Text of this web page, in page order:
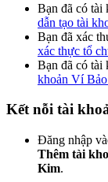
Bạn đã có tài
dẫn tạo tài
Bạn đã xác
xác thực tổ
Bạn đã có
khoản Ví
Kết nỗi tài
Đăng nhập
Thêm tài
Kim.